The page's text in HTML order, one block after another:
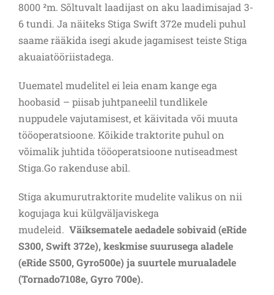
8000 ²m. Sõltuvalt laadijast on aku laadimisajad 3-
6 tundi. Ja näiteks Stiga Swift 372e mudeli puhul
saame rääkida isegi akude jagamisest teiste Stiga
akuaiatööriistadega.
Uuematel mudelitel ei leia enam kange ega
hoobasid – piisab juhtpaneelil tundlikele
nuppudele vajutamisest, et käivitada või muuta
tööoperatsioone. Kõikide traktorite puhul on
võimalik juhtida tööoperatsioone nutiseadmest
Stiga.Go rakenduse abil.
Stiga akumurutraktorite mudelite valikus on nii
kogujaga kui külgväljaviskega
mudeleid. Väiksematele aedadele sobivaid (eRide
S300, Swift 372e), keskmise suurusega aladele
(eRide S500, Gyro500e) ja suurtele murualadele
(Tornado7108e, Gyro 700e).